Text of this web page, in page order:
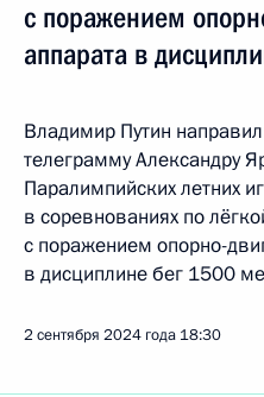
с поражением
аппарата в
Владимир Путин
телеграмму Александру
Паралимпийских летних
в соревнованиях по
с поражением опорно-
в дисциплине бег 1500
2 сентября 2024 года 18:30